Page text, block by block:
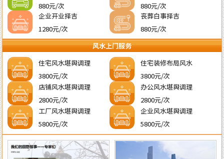
880元/次
880元/次
企业开业择吉
1280元/次
丧葬白事择吉
880元/次
风水上门服务
住宅风水堪舆调理
3800元/次
住宅装修布局风水
3800元/次
店铺风水堪舆调理
2800元/次
办公风水堪舆调理
2800元/次
工厂风水堪舆调理
5800元/次
企业风水堪舆调理
5800元/次